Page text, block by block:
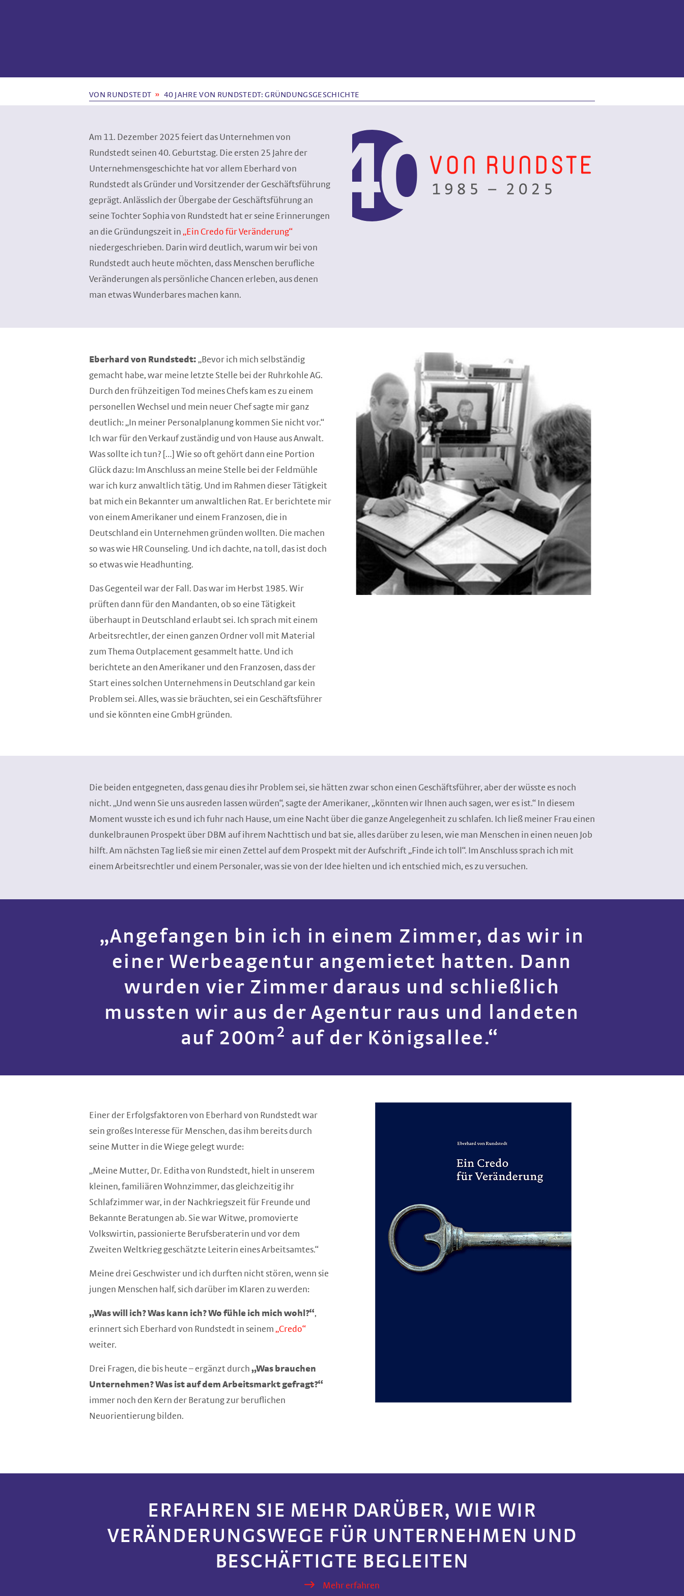
VON RUNDSTEDT 40 JAHRE VON RUNDSTEDT: GRÜNDUNGSGESCHICHTE
Am 11. Dezember 2025 feiert das Unternehmen von
Rundstedt seinen 40. Geburtstag. Die ersten 25 Jahre der
Unternehmensgeschichte hat vor allem Eberhard von
Rundstedt als Gründer und Vorsitzender der Geschäftsführung
geprägt. Anlässlich der Übergabe der Geschäftsführung an
seine Tochter Sophia von Rundstedt hat er seine Erinnerungen
an die Gründungszeit in „Ein Credo für Veränderung“
niedergeschrieben. Darin wird deutlich, warum wir bei von
Rundstedt auch heute möchten, dass Menschen berufliche
Veränderungen als persönliche Chancen erleben, aus denen
man etwas Wunderbares machen kann.
Eberhard von Rundstedt: „Bevor ich mich selbständig
gemacht habe, war meine letzte Stelle bei der Ruhrkohle AG.
Durch den frühzeitigen Tod meines Chefs kam es zu einem
personellen Wechsel und mein neuer Chef sagte mir ganz
deutlich: „In meiner Personalplanung kommen Sie nicht vor.“
Ich war für den Verkauf zuständig und von Hause aus Anwalt.
Was sollte ich tun? […] Wie so oft gehört dann eine Portion
Glück dazu: Im Anschluss an meine Stelle bei der Feldmühle
war ich kurz anwaltlich tätig. Und im Rahmen dieser Tätigkeit
bat mich ein Bekannter um anwaltlichen Rat. Er berichtete mir
von einem Amerikaner und einem Franzosen, die in
Deutschland ein Unternehmen gründen wollten. Die machen
so was wie HR Counseling. Und ich dachte, na toll, das ist doch
so etwas wie Headhunting.
Das Gegenteil war der Fall. Das war im Herbst 1985. Wir
prüften dann für den Mandanten, ob so eine Tätigkeit
überhaupt in Deutschland erlaubt sei. Ich sprach mit einem
Arbeitsrechtler, der einen ganzen Ordner voll mit Material
zum Thema Outplacement gesammelt hatte. Und ich
berichtete an den Amerikaner und den Franzosen, dass der
Start eines solchen Unternehmens in Deutschland gar kein
Problem sei. Alles, was sie bräuchten, sei ein Geschäftsführer
und sie könnten eine GmbH gründen.
Die beiden entgegneten, dass genau dies ihr Problem sei, sie hätten zwar schon einen Geschäftsführer, aber der wüsste es noch
nicht. „Und wenn Sie uns ausreden lassen würden“, sagte der Amerikaner, „könnten wir Ihnen auch sagen, wer es ist.“ In diesem
Moment wusste ich es und ich fuhr nach Hause, um eine Nacht über die ganze Angelegenheit zu schlafen. Ich ließ meiner Frau einen
dunkelbraunen Prospekt über DBM auf ihrem Nachttisch und bat sie, alles darüber zu lesen, wie man Menschen in einen neuen Job
hilft. Am nächsten Tag ließ sie mir einen Zettel auf dem Prospekt mit der Aufschrift „Finde ich toll“. Im Anschluss sprach ich mit
einem Arbeitsrechtler und einem Personaler, was sie von der Idee hielten und ich entschied mich, es zu versuchen.
„Angefangen bin ich in einem Zimmer, das wir in
einer Werbeagentur angemietet hatten. Dann
wurden vier Zimmer daraus und schließlich
mussten wir aus der Agentur raus und landeten
auf 200m 2 auf der Königsallee.“
Einer der Erfolgsfaktoren von Eberhard von Rundstedt war
sein großes Interesse für Menschen, das ihm bereits durch
seine Mutter in die Wiege gelegt wurde:
„Meine Mutter, Dr. Editha von Rundstedt, hielt in unserem
kleinen, familiären Wohnzimmer, das gleichzeitig ihr
Schlafzimmer war, in der Nachkriegszeit für Freunde und
Bekannte Beratungen ab. Sie war Witwe, promovierte
Volkswirtin, passionierte Berufsberaterin und vor dem
Zweiten Weltkrieg geschätzte Leiterin eines Arbeitsamtes.“
Meine drei Geschwister und ich durften nicht stören, wenn sie
jungen Menschen half, sich darüber im Klaren zu werden:
„Was will ich? Was kann ich? Wo fühle ich mich wohl?“,
erinnert sich Eberhard von Rundstedt in seinem „Credo“
weiter.
Drei Fragen, die bis heute – ergänzt durch „Was brauchen
Unternehmen? Was ist auf dem Arbeitsmarkt gefragt?“
immer noch den Kern der Beratung zur beruflichen
Neuorientierung bilden.
ERFAHREN SIE MEHR DARÜBER, WIE WIR
VERÄNDERUNGSWEGE FÜR UNTERNEHMEN UND
BESCHÄFTIGTE BEGLEITEN
Mehr erfahren